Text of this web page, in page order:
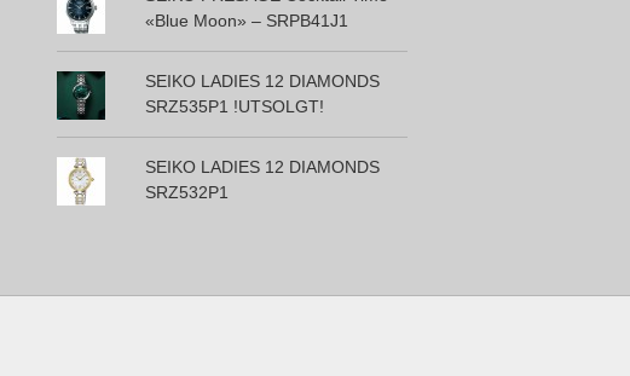
«Blue Moon» – SRPB41J1
SEIKO LADIES 12 DIAMONDS
SRZ535P1 !UTSOLGT!
SEIKO LADIES 12 DIAMONDS
SRZ532P1